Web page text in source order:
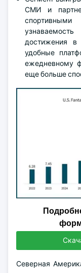
СМИ и
достижения в
удобные
ежедневному
еще больше
Северная